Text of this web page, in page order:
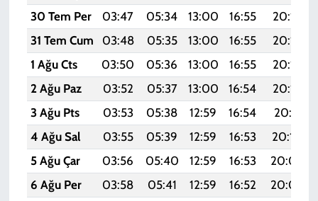
30 Tem Per
03:47 05:34 13:00 16:55 20:16
31 Tem Cum
03:48 05:35 13:00 16:55 20:14
1 Ağu Cts
03:50 05:36 13:00 16:55 20:13
2 Ağu Paz
03:52 05:37 13:00 16:54 20:12
3 Ağu Pts
03:53 05:38 12:59 16:54 20:11
4 Ağu Sal
03:55 05:39 12:59 16:53 20:10
5 Ağu Çar
03:56 05:40 12:59 16:53 20:09
6 Ağu Per
03:58 05:41 12:59 16:52 20:08